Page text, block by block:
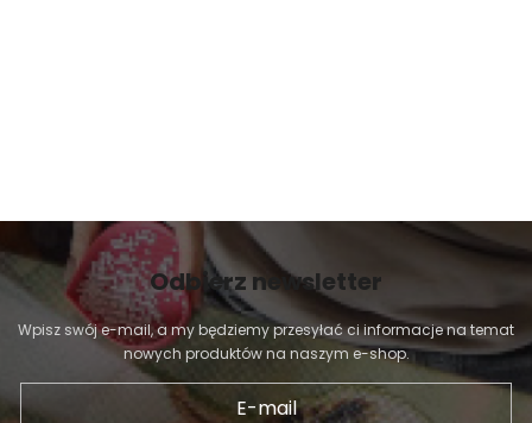
Odbierz newsletter
Wpisz swój e-mail, a my będziemy przesyłać ci informacje na temat
nowych produktów na naszym e-shop.
E-mail